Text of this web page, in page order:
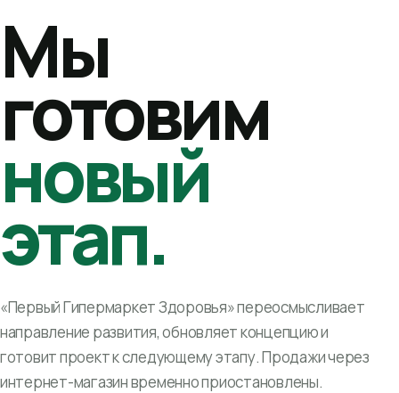
Мы
готовим
новый
этап.
«Первый Гипермаркет Здоровья» переосмысливает
направление развития, обновляет концепцию и
готовит проект к следующему этапу. Продажи через
интернет-магазин временно приостановлены.